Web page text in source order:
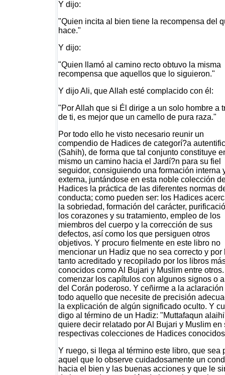
Y dijo:
"Quien incita al bien tiene la recompensa del
hace."
Y dijo:
"Quien llamó al camino recto obtuvo la misma
recompensa que aquellos que lo siguieron."
Y dijo Ali, que Allah esté complacido con él:
"Por Allah que si Él dirige a un solo hombre a
de ti, es mejor que un camello de pura raza."
Por todo ello he visto necesario reunir un
compendio de Hadices de categorí?a
(Sahih), de forma que tal conjunto constituye
mismo un camino hacia el Jardí?n para su fiel
seguidor, consiguiendo una formación interna
externa, juntándose en esta noble colección
Hadices la práctica de las diferentes normas
conducta; como pueden ser: los Hadices
la sobriedad, formación del carácter,
los corazones y su tratamiento, empleo de los
miembros del cuerpo y la corrección de sus
defectos, así como los que persiguen otros
objetivos. Y procuro fielmente en este libro no
mencionar un Hadiz que no sea correcto y por
tanto acreditado y recopilado por los libros
conocidos como Al Bujari y Muslim entre
comenzar los capítulos con algunos signos o
del Corán poderoso. Y ceñirme a la aclaración
todo aquello que necesite de precisión
la explicación de algún significado oculto. Y
digo al término de un Hadiz: "Muttafaqun
quiere decir relatado por Al Bujari y Muslim en
respectivas colecciones de Hadices
Y ruego, si llega al término este libro, que sea
aquel que lo observe cuidadosamente un
hacia el bien y las buenas acciones y que le